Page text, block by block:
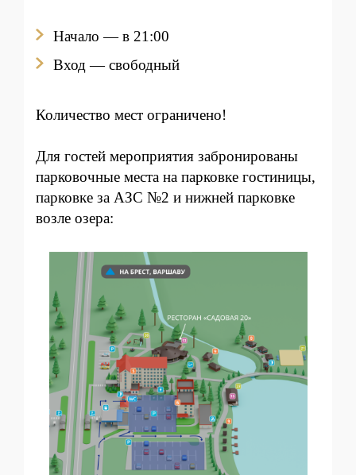
Начало — в 21:00
Вход — свободный
Количество мест ограничено!
Для гостей мероприятия забронированы
парковочные места на парковке гостиницы,
парковке за АЗС №2 и нижней парковке
возле озера: